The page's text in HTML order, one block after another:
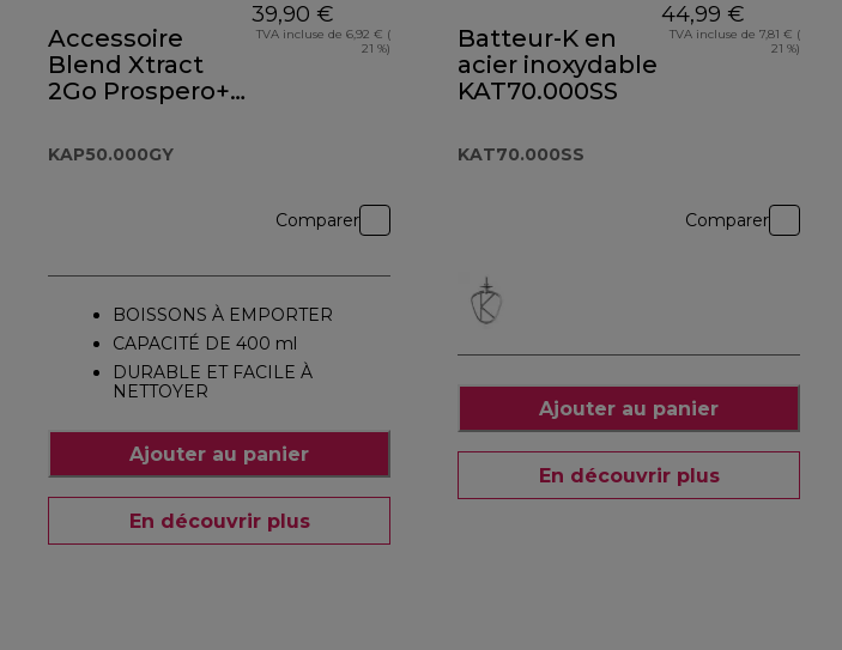
Accessoire
Blend Xtract
2Go Prospero+
KAP50.000GY
39,90 €
TVA incluse de 6,92 € (
21 %)
Comparer
BOISSONS À EMPORTER
CAPACITÉ DE 400 ml
DURABLE ET FACILE À
NETTOYER
Ajouter au panier
En découvrir plus
Batteur-K en
acier inoxydable
KAT70.000SS
KAT70.000SS
44,99 €
TVA incluse de 7,81 € (
21 %)
Comparer
Ajouter au panier
En découvrir plus